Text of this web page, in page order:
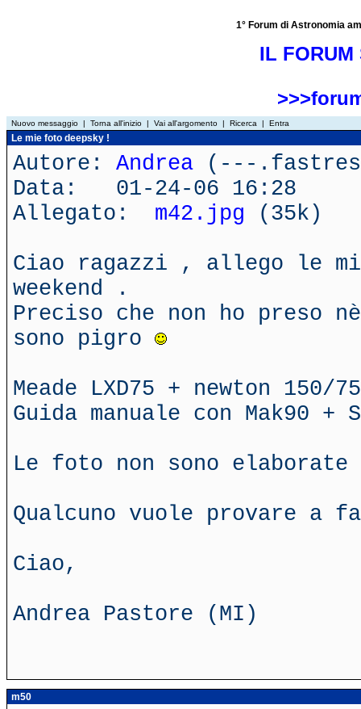
1° Forum di Astronomia
IL FORUM
Nuovo messaggio | Torna all'inizio | Vai all'argomento | Ricerca | Entra
Le mie foto deepsky !
Autore: Andrea (---
Data: 01-24-06 16:28
Allegato: m42.jpg (35k)
Ciao ragazzi , allego le
weekend .
Preciso che non ho
sono pigro
Meade LXD75 + newton
Guida manuale con Mak90
Le foto non sono
Qualcuno vuole provare a
Ciao,
Andrea Pastore (MI)
m50